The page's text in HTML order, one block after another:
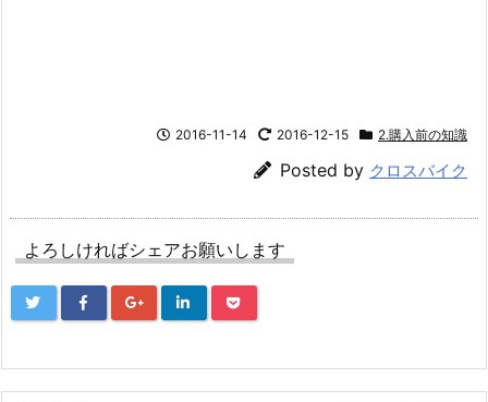
2016-11-14 2016-12-15 2.購入前の知識
Posted by クロスバイク
よろしければシェアお願いします